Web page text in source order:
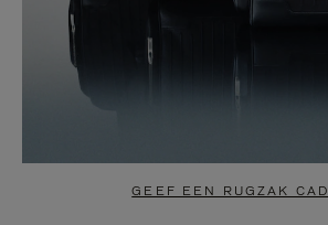
GEEF EEN RUGZAK